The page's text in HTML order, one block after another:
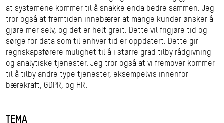
at systemene kommer til å snakke enda bedre sammen. Jeg
tror også at fremtiden innebærer at mange kunder ønsker å
gjøre mer selv, og det er helt greit. Dette vil frigjøre tid og
sørge for data som til enhver tid er oppdatert. Dette gir
regnskapsførere mulighet til å i større grad tilby rådgivning
og analytiske tjenester. Jeg tror også at vi fremover kommer
til å tilby andre type tjenester, eksempelvis innenfor
bærekraft, GDPR, og HR.
TEMA